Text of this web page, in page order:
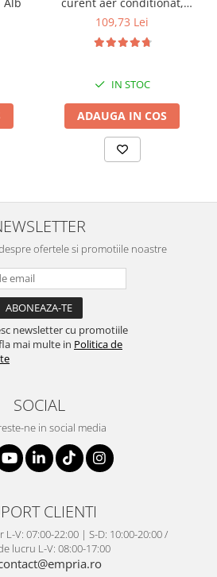
Empria, ajustabil pe 4
109,73 Lei
IN STOC
ADAUGA IN COS
ofertele si promotiile noastre
newsletter cu promotiile
mai multe in Politica de
SOCIAL
ne in social media
CLIENTI
L-V: 07:00-22:00 | S-D: 10:00-20:00 /
lucru L-V: 08:00-17:00